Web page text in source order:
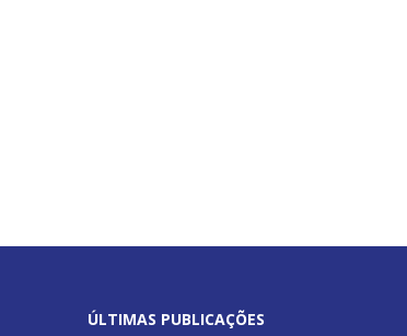
ÚLTIMAS PUBLICAÇÕES